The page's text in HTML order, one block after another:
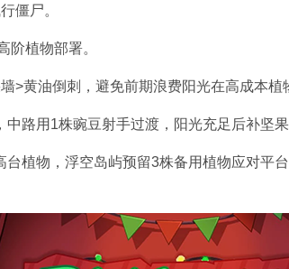
僵尸。
阶植物部署。
>黄油倒刺，避免前期浪费阳光在高成本植
中路用1株豌豆射手过渡，阳光充足后补坚
植物，浮空岛屿预留3株备用植物应对平